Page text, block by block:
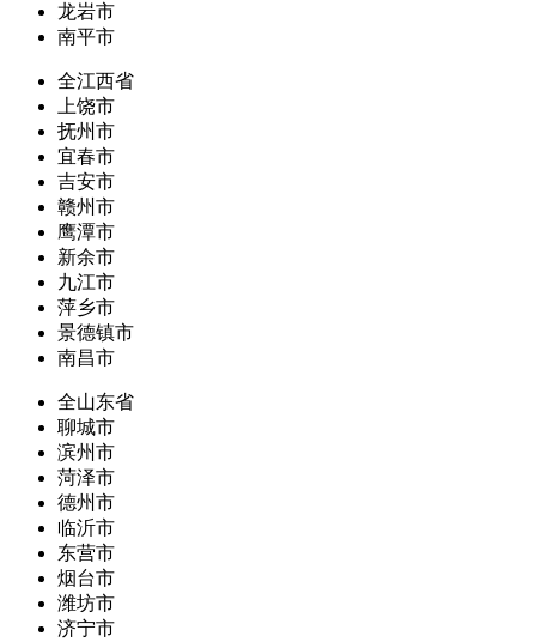
龙岩市
南平市
全江西省
上饶市
抚州市
宜春市
吉安市
赣州市
鹰潭市
新余市
九江市
萍乡市
景德镇市
南昌市
全山东省
聊城市
滨州市
菏泽市
德州市
临沂市
东营市
烟台市
潍坊市
济宁市